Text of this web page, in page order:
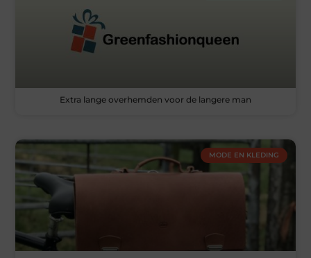
Extra lange overhemden voor de langere man
MODE EN KLEDING